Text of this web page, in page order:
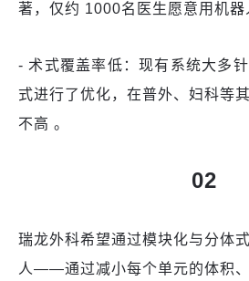
著，仅约 1000名医生愿意用机器
- 术式覆盖率低：现有系统大多
式进行了优化，在普外、妇科等
不高 。
02
瑞龙外科希望通过模块化与分体
人——通过减小每个单元的体积、